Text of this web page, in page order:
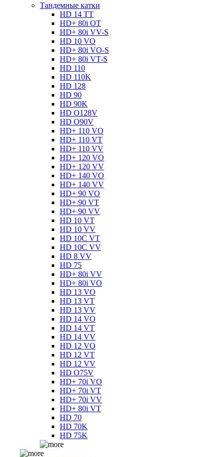
Тандемные катки
HD 14 TT
HD+ 80i OT
HD+ 80i VV-S
HD 10 VO
HD+ 80i VO-S
HD+ 80i VT-S
HD 110
HD 110K
HD 128
HD 90
HD 90K
HD O128V
HD O90V
HD+ 110 VO
HD+ 110 VT
HD+ 110 VV
HD+ 120 VO
HD+ 120 VV
HD+ 140 VO
HD+ 140 VV
HD+ 90 VO
HD+ 90 VT
HD+ 90 VV
HD 10 VT
HD 10 VV
HD 10C VT
HD 10C VV
HD 8 VV
HD 75
HD+ 80i VV
HD+ 80i VO
HD 13 VO
HD 13 VT
HD 13 VV
HD 14 VO
HD 14 VT
HD 14 VV
HD 12 VO
HD 12 VT
HD 12 VV
HD O75V
HD+ 70i VO
HD+ 70i VT
HD+ 70i VV
HD+ 80i VT
HD 70
HD 70K
HD 75K